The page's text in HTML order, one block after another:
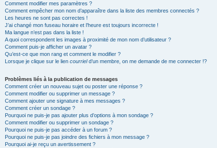
Comment modifier mes paramètres ?
Comment empêcher mon nom d’apparaître dans la liste des membres connectés ?
Les heures ne sont pas correctes !
J’ai changé mon fuseau horaire et l’heure est toujours incorrecte !
Ma langue n’est pas dans la liste !
A quoi correspondent les images à proximité de mon nom d’utilisateur ?
Comment puis-je afficher un avatar ?
Qu’est-ce que mon rang et comment le modifier ?
Lorsque je clique sur le lien courrield’un membre, on me demande de me connecter !?
Problèmes liés à la publication de messages
Comment créer un nouveau sujet ou poster une réponse ?
Comment modifier ou supprimer un message ?
Comment ajouter une signature à mes messages ?
Comment créer un sondage ?
Pourquoi ne puis-je pas ajouter plus d’options à mon sondage ?
Comment modifier ou supprimer un sondage ?
Pourquoi ne puis-je pas accéder à un forum ?
Pourquoi ne puis-je pas joindre des fichiers à mon message ?
Pourquoi ai-je reçu un avertissement ?